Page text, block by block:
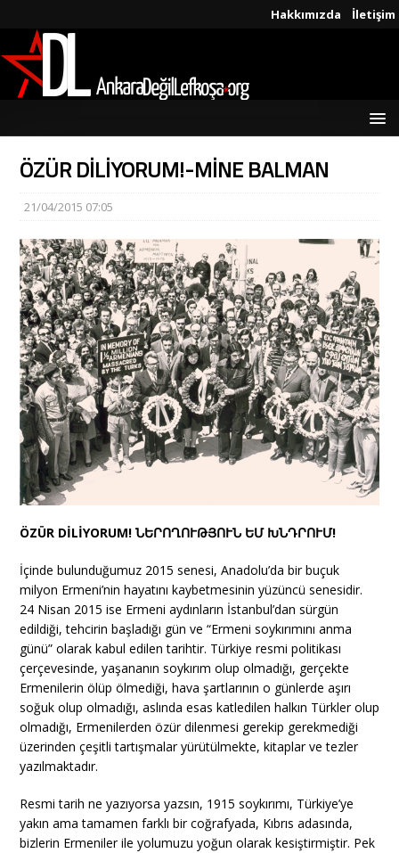
Hakkımızda İletişim
ÖZÜR DİLİYORUM!-MİNE BALMAN
21/04/2015 07:05
ÖZÜR DİLİYORUM! ՆԵՐՈՂՈՒԹՅՈՒՆ ԵՄ ԽՆԴՐՈՒՄ!
İçinde bulunduğumuz 2015 senesi, Anadolu’da bir buçuk
milyon Ermeni’nin hayatını kaybetmesinin yüzüncü senesidir.
24 Nisan 2015 ise Ermeni aydınların İstanbul’dan sürgün
edildiği, tehcirin başladığı gün ve “Ermeni soykırımını anma
günü” olarak kabul edilen tarihtir. Türkiye resmi politikası
çerçevesinde, yaşananın soykırım olup olmadığı, gerçekte
Ermenilerin ölüp ölmediği, hava şartlarının o günlerde aşırı
soğuk olup olmadığı, aslında esas katledilen halkın Türkler olup
olmadığı, Ermenilerden özür dilenmesi gerekip gerekmediği
üzerinden çeşitli tartışmalar yürütülmekte, kitaplar ve tezler
yazılmaktadır.
Resmi tarih ne yazıyorsa yazsın, 1915 soykırımı, Türkiye’ye
yakın ama tamamen farklı bir coğrafyada, Kıbrıs adasında,
bizlerin Ermeniler ile yolumuzu yoğun olarak kesiştirmiştir. Pek